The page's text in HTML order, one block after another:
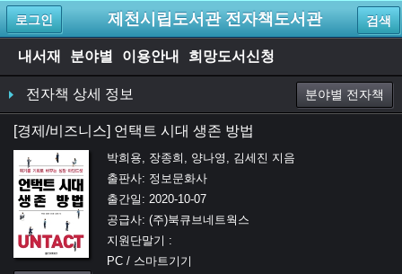
제천시립도서관 전자책도서관
로그인 검색
내서재 분야별 이용안내 희망도서신청
전자책 상세 정보 분야별 전자책
[경제/비즈니스] 언택트 시대 생존 방법
박희용, 장종희, 양나영, 김세진 지음
출판사: 정보문화사
출간일: 2020-10-07
공급사: (주)북큐브네트웍스
지원단말기 :
PC / 스마트기기